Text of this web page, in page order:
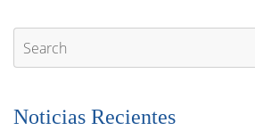
Noticias Recientes